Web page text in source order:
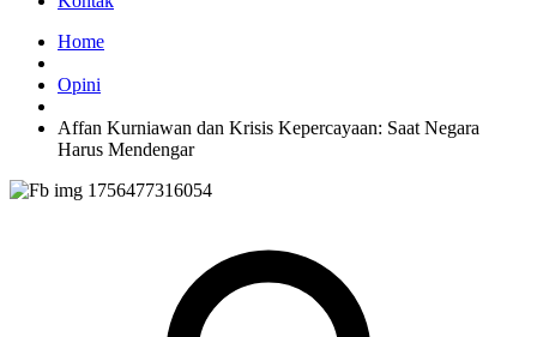
Home
Opini
Affan Kurniawan dan Krisis Kepercayaan: Saat Negara
Harus Mendengar